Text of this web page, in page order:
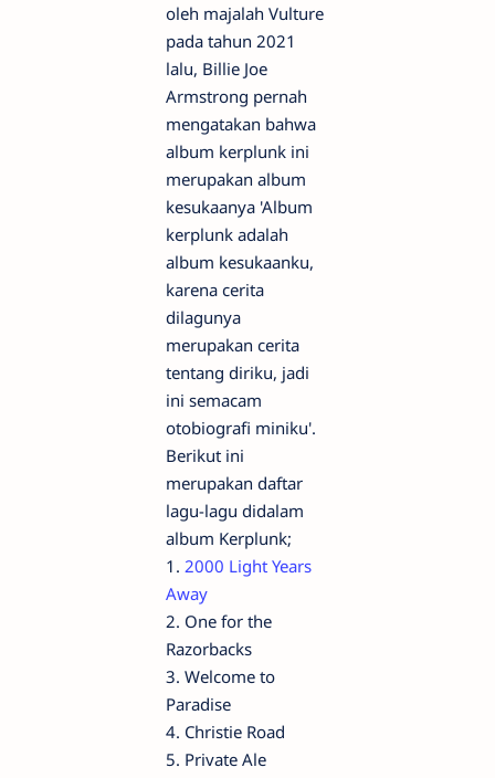
oleh majalah Vulture
pada tahun 2021
lalu, Billie Joe
Armstrong pernah
mengatakan bahwa
album kerplunk ini
merupakan album
kesukaanya 'Album
kerplunk adalah
album kesukaanku,
karena cerita
dilagunya
merupakan cerita
tentang diriku, jadi
ini semacam
otobiografi miniku'.
Berikut ini
merupakan daftar
lagu-lagu didalam
album Kerplunk;
1. 2000 Light Years
Away
2. One for the
Razorbacks
3. Welcome to
Paradise
4. Christie Road
5. Private Ale